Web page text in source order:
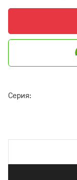
Серия: